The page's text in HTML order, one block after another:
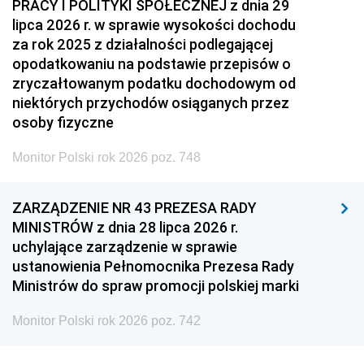
PRACY I POLITYKI SPOŁECZNEJ z dnia 29
lipca 2026 r. w sprawie wysokości dochodu
za rok 2025 z działalności podlegającej
opodatkowaniu na podstawie przepisów o
zryczałtowanym podatku dochodowym od
niektórych przychodów osiąganych przez
osoby fizyczne
Monitor Polski rok 2026 poz. 748
ZARZĄDZENIE NR 43 PREZESA RADY
MINISTRÓW z dnia 28 lipca 2026 r.
uchylające zarządzenie w sprawie
ustanowienia Pełnomocnika Prezesa Rady
Ministrów do spraw promocji polskiej marki
Monitor Polski rok 2026 poz. 742